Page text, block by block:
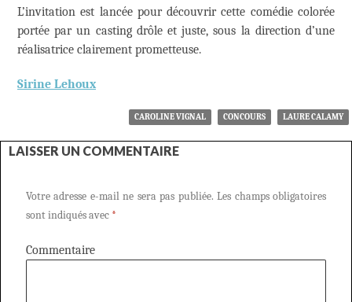
L’invitation est lancée pour découvrir cette comédie colorée
portée par un casting drôle et juste, sous la direction d’une
réalisatrice clairement prometteuse.
Sirine Lehoux
CAROLINE VIGNAL CONCOURS LAURE CALAMY
LAISSER UN COMMENTAIRE
Votre adresse e-mail ne sera pas publiée. Les champs obligatoires
sont indiqués avec *
Commentaire